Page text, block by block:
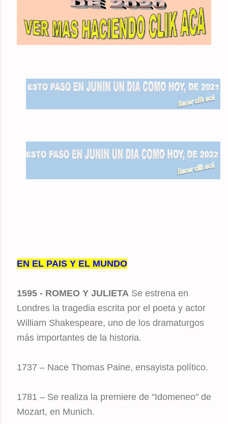
EN EL PAIS Y EL MUNDO
1595 - ROMEO Y JULIETASe estrena en
Londres la tragedia escrita por el poeta y actor
William Shakespeare, uno de los dramaturgos
más importantes de la historia.
1737 – Nace Thomas Paine, ensayista político.
1781 – Se realiza la premiere de "Idomeneo" de
Mozart, en Munich.